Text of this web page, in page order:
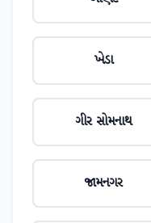
ખેડા
ગીર સોમનાથ
જામનગર